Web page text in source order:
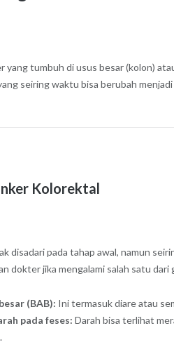
yang tumbuh di usus besar (kolon)
seiring waktu bisa berubah
Kolorektal
disadari pada tahap awal, namun
dokter jika mengalami salah satu dari
(BAB): Ini termasuk diare atau
pada feses: Darah bisa terlihat